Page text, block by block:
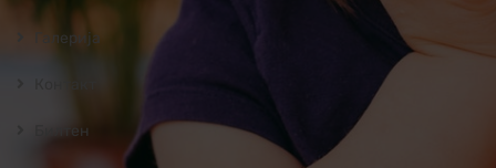
Галерија
Билтен